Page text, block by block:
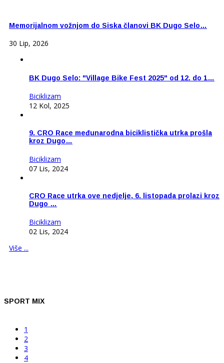
Memorijalnom vožnjom do Siska članovi BK Dugo Selo…
30 Lip, 2026
BK Dugo Selo: "Village Bike Fest 2025" od 12. do 1…
Biciklizam
12 Kol, 2025
9. CRO Race međunarodna biciklistička utrka prošla
kroz Dugo…
Biciklizam
07 Lis, 2024
CRO Race utrka ove nedjelje, 6. listopada prolazi kroz
Dugo …
Biciklizam
02 Lis, 2024
Više ...
SPORT MIX
1
2
3
4